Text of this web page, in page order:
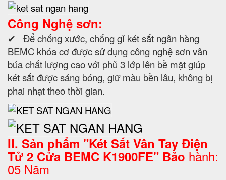
Công Nghệ sơn:
✔ Để chống xước, chống gỉ két sắt ngân hàng
BEMC khóa cơ được sử dụng công nghệ sơn vân
búa chất lượng cao với phủ 3 lớp lên bề mặt giúp
két sắt được sáng bóng, giữ màu bền lâu, không bị
phai nhạt theo thời gian.
II. Sản phẩm "Két Sắt Vân Tay Điện
Tử 2 Cửa BEMC K1900FE" Bảo hành:
05 Năm